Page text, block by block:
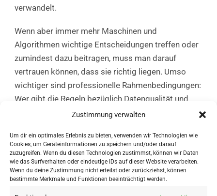
Zustimmung verwalten
Um dir ein optimales Erlebnis zu bieten, verwenden wir Technologien wie
Cookies, um Geräteinformationen zu speichern und/oder darauf
zuzugreifen. Wenn du diesen Technologien zustimmst, können wir Daten
wie das Surfverhalten oder eindeutige IDs auf dieser Website verarbeiten.
Wenn du deine Zustimmung nicht erteilst oder zurückziehst, können
bestimmte Merkmale und Funktionen beeinträchtigt werden.
verwandelt.
Wenn aber immer mehr Maschinen und
Algorithmen wichtige Entscheidungen treffen oder
zumindest dazu beitragen, muss man darauf
vertrauen können, dass sie richtig liegen. Umso
wichtiger sind professionelle Rahmenbedingungen:
Wer gibt die Regeln bezüglich Datenqualität und
Data Governance vor? Wie gelingt die smarte
Erfolgsbeispiele geben den Weg vor?
Anmeldung zur VeranstaltungHIER.